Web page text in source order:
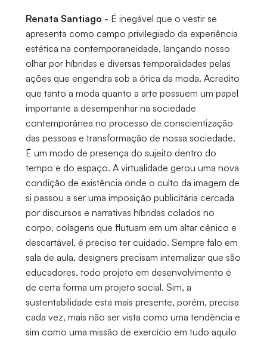
Renata Santiago - É inegável que o vestir se
apresenta como campo privilegiado da experiência
estética na contemporaneidade, lançando nosso
olhar por híbridas e diversas temporalidades pelas
ações que engendra sob a ótica da moda. Acredito
que tanto a moda quanto a arte possuem um papel
importante a desempenhar na sociedade
contemporânea no processo de conscientização
das pessoas e transformação de nossa sociedade.
É um modo de presença do sujeito dentro do
tempo e do espaço. A virtualidade gerou uma nova
condição de existência onde o culto da imagem de
si passou a ser uma imposição publicitária cercada
por discursos e narrativas híbridas colados no
corpo, colagens que flutuam em um altar cênico e
descartável, é preciso ter cuidado. Sempre falo em
sala de aula, designers precisam internalizar que são
educadores, todo projeto em desenvolvimento é
de certa forma um projeto social. Sim, a
sustentabilidade está mais presente, porém, precisa
cada vez, mais não ser vista como uma tendência e
sim como uma missão de exercício em tudo aquilo